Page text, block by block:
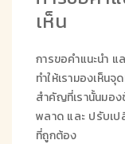
เห็น
การขอคำแนะนำ
ทำให้เรามองเห็น
สำคัญที่เรานั้นมอง
พลาด และ ปรับเป
ที่ถูกต้อง